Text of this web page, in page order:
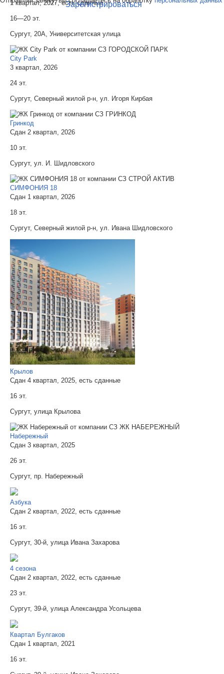
Зарегистрироваться
1 квартал, 2027, есть сданные
16—20 эт.
Сургут, 20А, Университетская улица
City Park
3 квартал, 2026
24 эт.
Сургут, Северный жилой р-н, ул. Игоря Кирбая
Гринкод
Сдан 2 квартал, 2026
10 эт.
Сургут, ул. И. Шидловского
СИМФОНИЯ 18
Сдан 1 квартал, 2026
18 эт.
Сургут, Северный жилой р-н, ул. Ивана Шидловского
Крылов
Сдан 4 квартал, 2025, есть сданные
16 эт.
Сургут, улица Крылова
Набережный
Сдан 3 квартал, 2025
26 эт.
Сургут, пр. Набережный
Азбука
Сдан 2 квартал, 2022, есть сданные
16 эт.
Сургут, 30-й, улица Ивана Захарова
4 сезона
Сдан 2 квартал, 2022, есть сданные
23 эт.
Сургут, 39-й, улица Александра Усольцева
Квартал Булгаков
Сдан 1 квартал, 2021
16 эт.